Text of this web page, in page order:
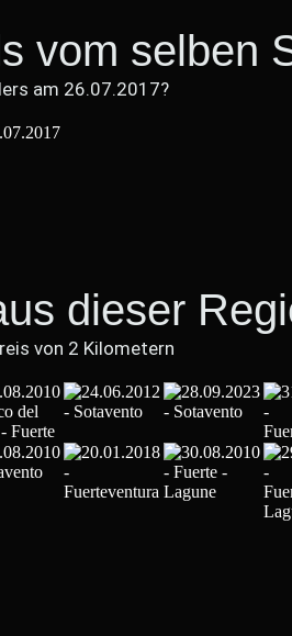
vom selben
am 26.07.2017?
dieser
von 2 Kilometern